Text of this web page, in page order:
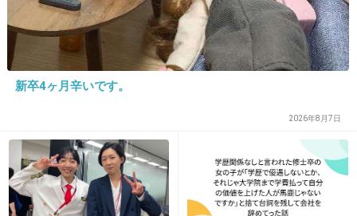
2013/10/10(木) 23:43:42
きもーーーーーっ！
-17
新卒4ヶ月辛いです。
2026年8月7日